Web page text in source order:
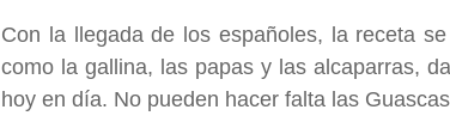
Con la llegada de los españoles, la receta
como la gallina, las papas y las alcaparras,
hoy en día. No pueden hacer falta las